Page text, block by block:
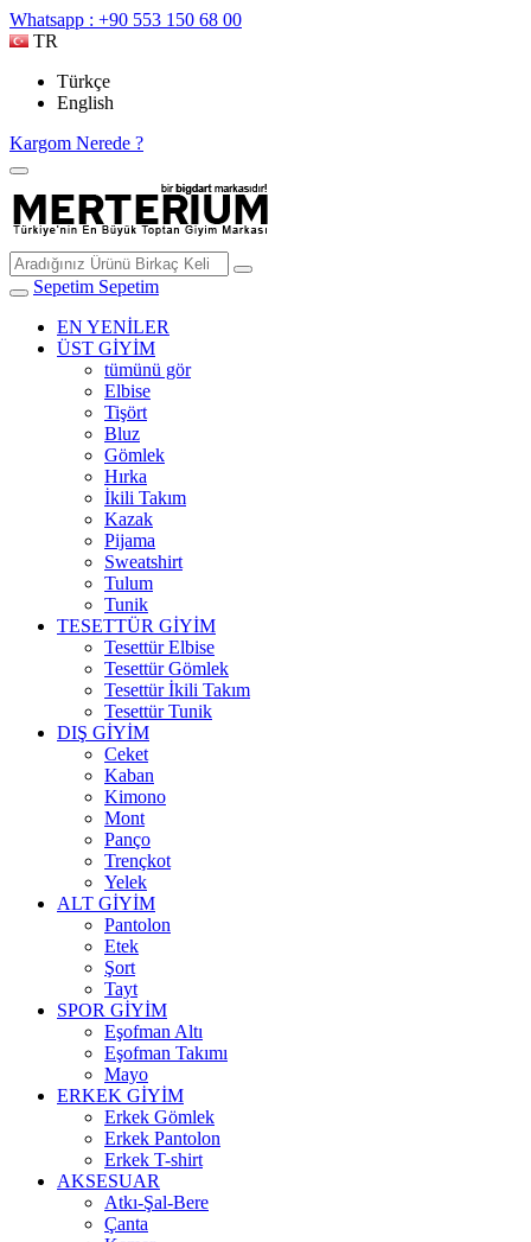
Whatsapp : +90 553 150 68 00
TR
Türkçe
English
Kargom Nerede ?
Sepetim Sepetim
EN YENİLER
ÜST GİYİM
tümünü gör
Elbise
Tişört
Bluz
Gömlek
Hırka
İkili Takım
Kazak
Pijama
Sweatshirt
Tulum
Tunik
TESETTÜR GİYİM
Tesettür Elbise
Tesettür Gömlek
Tesettür İkili Takım
Tesettür Tunik
DIŞ GİYİM
Ceket
Kaban
Kimono
Mont
Panço
Trençkot
Yelek
ALT GİYİM
Pantolon
Etek
Şort
Tayt
SPOR GİYİM
Eşofman Altı
Eşofman Takımı
Mayo
ERKEK GİYİM
Erkek Gömlek
Erkek Pantolon
Erkek T-shirt
AKSESUAR
Atkı-Şal-Bere
Çanta